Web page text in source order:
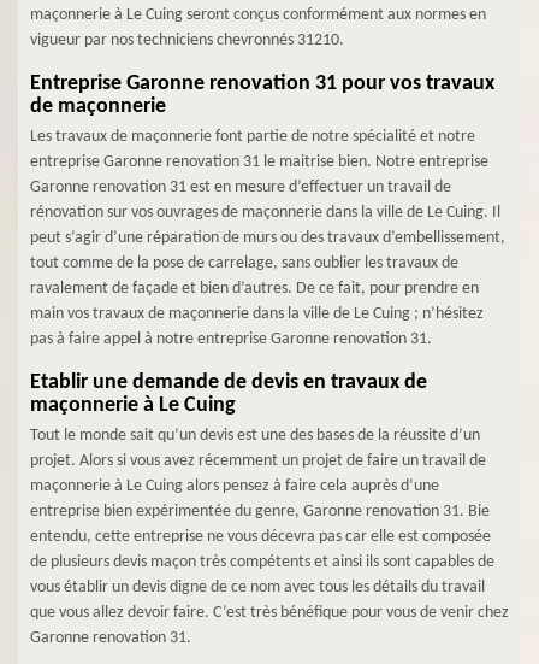
maçonnerie à Le Cuing seront conçus conformément aux normes en
vigueur par nos techniciens chevronnés 31210.
Entreprise Garonne renovation 31 pour vos travaux
de maçonnerie
Les travaux de maçonnerie font partie de notre spécialité et notre
entreprise Garonne renovation 31 le maitrise bien. Notre entreprise
Garonne renovation 31 est en mesure d’effectuer un travail de
rénovation sur vos ouvrages de maçonnerie dans la ville de Le Cuing. Il
peut s’agir d’une réparation de murs ou des travaux d’embellissement,
tout comme de la pose de carrelage, sans oublier les travaux de
ravalement de façade et bien d’autres. De ce fait, pour prendre en
main vos travaux de maçonnerie dans la ville de Le Cuing ; n’hésitez
pas à faire appel à notre entreprise Garonne renovation 31.
Etablir une demande de devis en travaux de
maçonnerie à Le Cuing
Tout le monde sait qu’un devis est une des bases de la réussite d’un
projet. Alors si vous avez récemment un projet de faire un travail de
maçonnerie à Le Cuing alors pensez à faire cela auprès d’une
entreprise bien expérimentée du genre, Garonne renovation 31. Bie
entendu, cette entreprise ne vous décevra pas car elle est composée
de plusieurs devis maçon très compétents et ainsi ils sont capables de
vous établir un devis digne de ce nom avec tous les détails du travail
que vous allez devoir faire. C’est très bénéfique pour vous de venir chez
Garonne renovation 31.